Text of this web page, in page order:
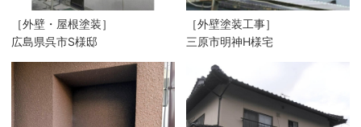
［外壁・屋根塗装］
広島県呉市S様邸
［外壁塗装工事］
三原市明神H様宅